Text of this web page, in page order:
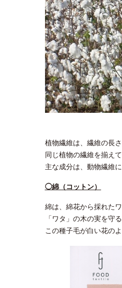
植物繊維は、繊維の長
同じ植物の繊維を揃え
主な成分は、動物繊維
◯綿（コットン）
綿は、綿花から採れた
「ワタ」の木の実を守
この種子毛が白い花の